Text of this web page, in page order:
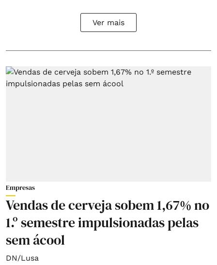
Ver mais
Empresas
Vendas de cerveja sobem 1,67% no
1.º semestre impulsionadas pelas
sem ácool
DN/Lusa